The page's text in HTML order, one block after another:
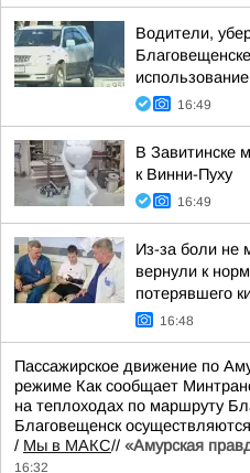
Водители,
16:49
В Завитинске
к Винни-Пуху
16:49
Из-за боли не
вернули к
потерявшего
16:48
Пассажирское движение по
режиме Как сообщает
на теплоходах по маршруту
Благовещенск
/ Мы в МАКС// «Амурская
16:32